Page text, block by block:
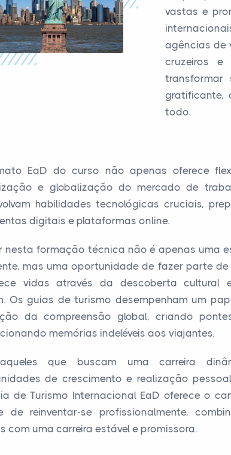
vastas e
agências de
cruzeiros
gratificante,
todo.
EaD do curso não apenas oferece
e globalização do mercado de
habilidades tecnológicas cruciais,
digitais e plataformas online.
nesta formação técnica não é apenas uma
mas uma oportunidade de fazer parte
vidas através da descoberta cultural
Os guias de turismo desempenham um
da compreensão global, criando
memórias indeléveis aos viajantes.
que buscam uma carreira
de crescimento e realização
de Turismo Internacional EaD oferece o
de reinventar-se profissionalmente,
com uma carreira estável e promissora.